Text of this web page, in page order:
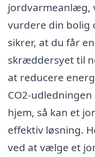
jordvarmeanlæg,
vurdere din bolig
sikrer, at du får
skræddersyet til
at reducere
CO2-
hjem, så kan et
effektiv løsning.
ved at vælge et